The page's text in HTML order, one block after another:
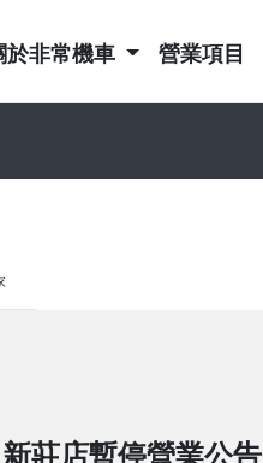
於非常機車 營業項目
新莊店暫停營業公告